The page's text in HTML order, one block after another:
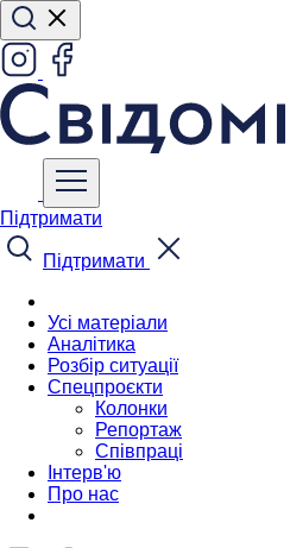
Підтримати
Підтримати
Усі матеріали
Аналітика
Розбір ситуації
Спецпроєкти
Колонки
Репортаж
Співпраці
Інтерв'ю
Про нас